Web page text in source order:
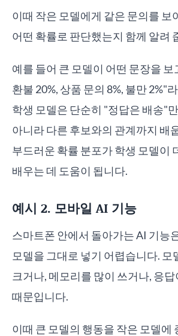
이때 작은 모델에게 같은 문의를 보
어떤 확률로 판단했는지 함께 알려
예를 들어 큰 모델이 어떤 문장을 보
환불 20%, 상품 문의 8%, 불만 2%"
학생 모델은 단순히 "정답은 배송"
아니라 다른 후보와의 관계까지 배
부드러운 확률 분포가 학생 모델이
배우는 데 도움이 됩니다.
예시 2. 모바일 AI 기능
스마트폰 안에서 돌아가는 AI 기능
모델을 그대로 넣기 어렵습니다. 모
크거나, 메모리를 많이 쓰거나, 응답
때문입니다.
이때 큰 모델의 행동을 작은 모델에